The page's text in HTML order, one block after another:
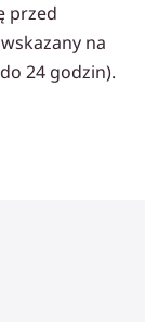
przed
na
24 godzin).